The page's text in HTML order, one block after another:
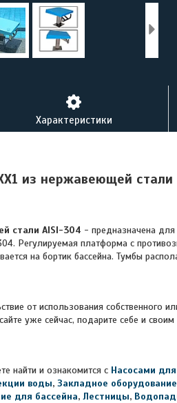
Характеристики
из нержавеющей
стали AISI-304 - предназначена для
Регулируемая платформа с
на бортик бассейна. Тумбы
от использования собственного или
уже сейчас, подарите себе и
найти и ознакомится с Насосами
воды, Закладное оборудование
для бассейна, Лестницы,